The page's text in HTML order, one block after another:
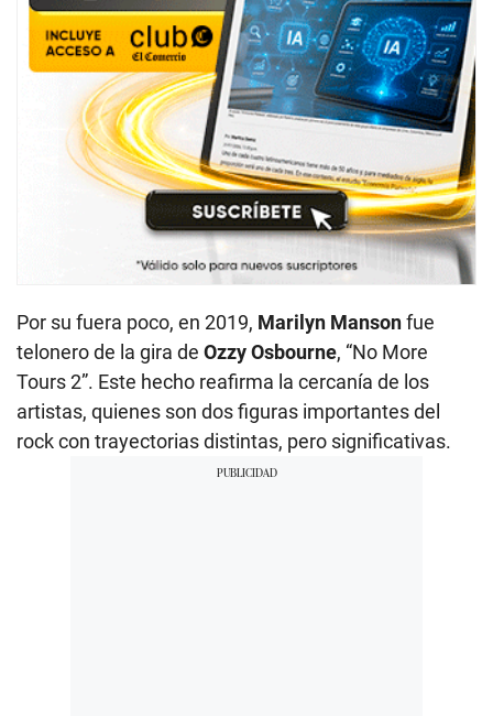
Por su fuera poco, en 2019, Marilyn Mansonfue
telonero de la gira de Ozzy Osbourne, “No More
Tours 2”. Este hecho reafirma la cercanía de los
artistas, quienes son dos figuras importantes del
rock con trayectorias distintas, pero significativas.